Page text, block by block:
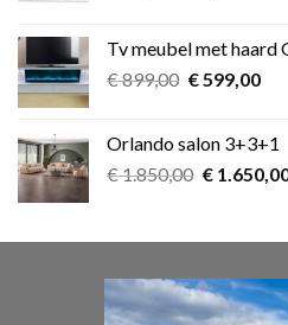
€ 39,00.€
Tv meubel met haard
€899,00
€ 899,00.
€599,00
€
Orlando salon 3+3+1
€1.850,00
€
€